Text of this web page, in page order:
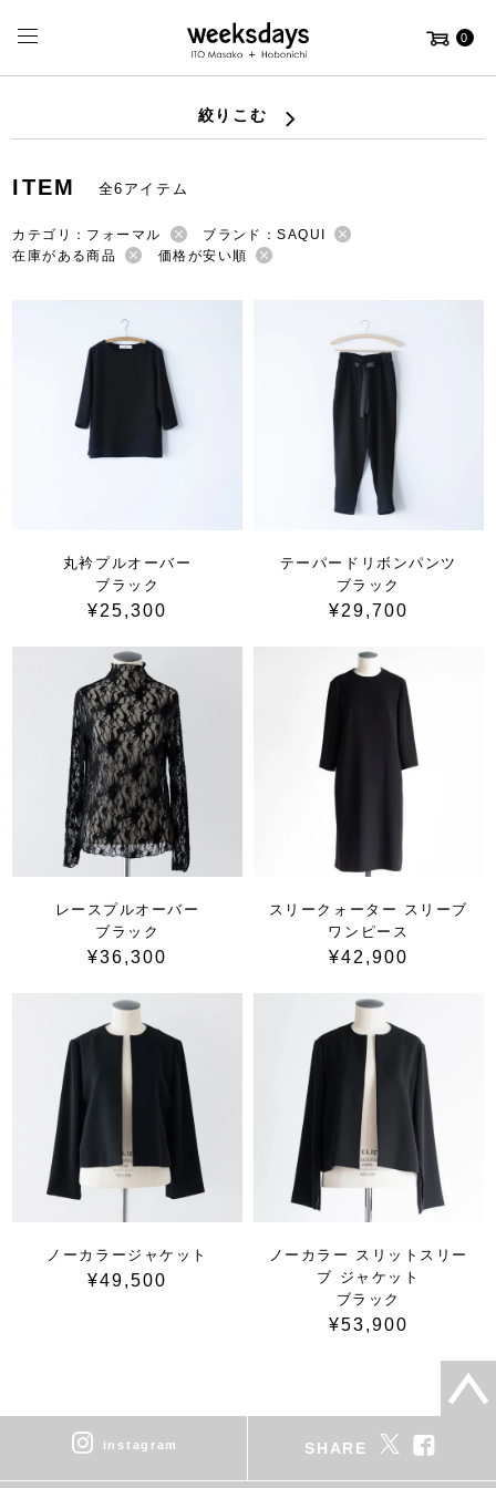
0
絞りこむ
ITEM 全6アイテム
カテゴリ：フォーマル
ブランド：SAQUI
在庫がある商品
価格が安い順
丸衿プルオーバー
ブラック
¥25,300
テーパードリボンパンツ
ブラック
¥29,700
レースプルオーバー
ブラック
¥36,300
スリークォーター スリーブ
ワンピース
¥42,900
ノーカラージャケット
¥49,500
ノーカラー スリットスリー
ブ ジャケット
ブラック
¥53,900
instagram SHARE